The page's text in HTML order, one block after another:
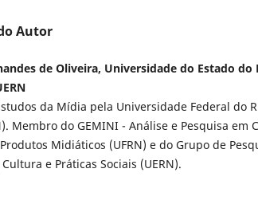
Autor
de Oliveira, Universidade do Estado do
da Mídia pela Universidade Federal do
Membro do GEMINI - Análise e Pesquisa em
Midiáticos (UFRN) e do Grupo de
e Práticas Sociais (UERN).